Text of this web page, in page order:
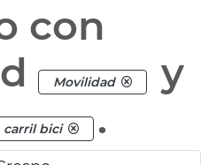
con
Movilidad
y
carril bici .